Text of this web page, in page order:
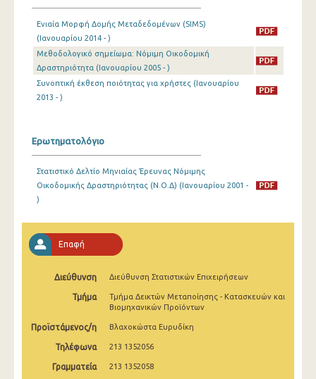
Ιουνίου 2025
Μαΐου 2025
Απριλίου 2025
Ιανουαρίου 2025
Δεκεμβρίου 2024
Οκτωβρίου 2024
Σεπτεμβρίου 2024
Αυγούστου 2024
Ιουλίου 2024
Ιουνίου 2024
Ενιαία Μορφή Δομής Μεταδεδομένων (SIMS)
(Ιανουαρίου 2014 - )
Μεθοδολογικό σημείωμα: Νόμιμη Οικοδομική
Δραστηριότητα (Ιανουαρίου 2005 - )
Συνοπτική έκθεση ποιότητας για χρήστες (Ιανουαρίου
2013 - )
Ερωτηματολόγιο
Στατιστικό Δελτίο Μηνιαίας Έρευνας Νόμιμης
Οικοδομικής Δραστηριότητας (Ν.Ο.Δ) (Ιανουαρίου 2001 -
)
Επαφή
Διεύθυνση Διεύθυνση Στατιστικών Επιχειρήσεων
Τμήμα
Τμήμα Δεικτών Μεταποίησης - Κατασκευών και
Βιομηχανικών Προϊόντων
Προϊστάμενος/η Βλαχοκώστα Ευρυδίκη
Τηλέφωνα 213 1352056
Γραμματεία 213 1352058